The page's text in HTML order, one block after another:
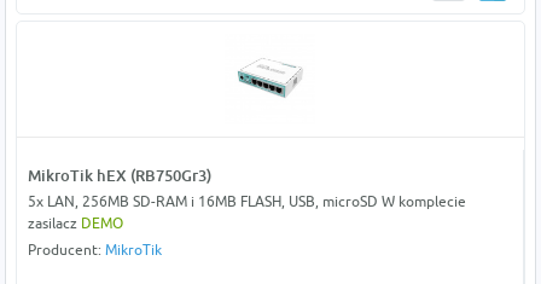
MikroTik hEX (RB750Gr3)
5x LAN, 256MB SD-RAM i 16MB FLASH, USB, microSD W komplecie
zasilacz DEMO
Producent: MikroTik